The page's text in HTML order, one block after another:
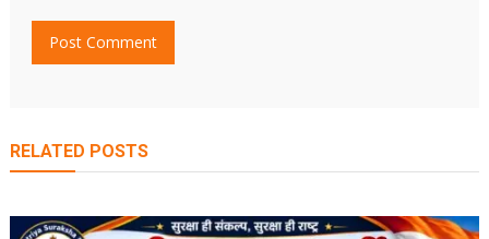
RELATED POSTS